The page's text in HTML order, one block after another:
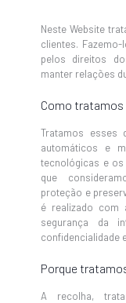
Neste Website
clientes.
pelos direitos
manter relações
Como
Tratamos esses
automáticos e
tecnológicas e
que
proteção e
é realizado com
segurança da
confidencialidade
Porque
A recolha,